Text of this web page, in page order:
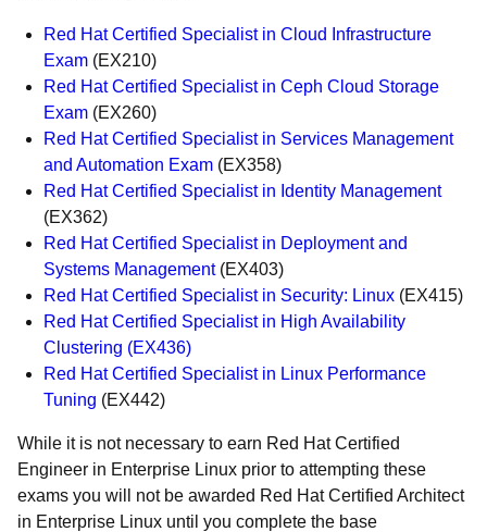
Red Hat Certified Specialist in Cloud Infrastructure
Exam (EX210)
Red Hat Certified Specialist in Ceph Cloud Storage
Exam (EX260)
Red Hat Certified Specialist in Services Management
and Automation Exam (EX358)
Red Hat Certified Specialist in Identity Management
(EX362)
Red Hat Certified Specialist in Deployment and
Systems Management(EX403)
Red Hat Certified Specialist in Security: Linux (EX415)
Red Hat Certified Specialist in High Availability
Clustering (EX436)
Red Hat Certified Specialist in Linux Performance
Tuning (EX442)
While it is not necessary to earn Red Hat Certified
Engineer in Enterprise Linux prior to attempting these
exams you will not be awarded Red Hat Certified Architect
in Enterprise Linux until you complete the base